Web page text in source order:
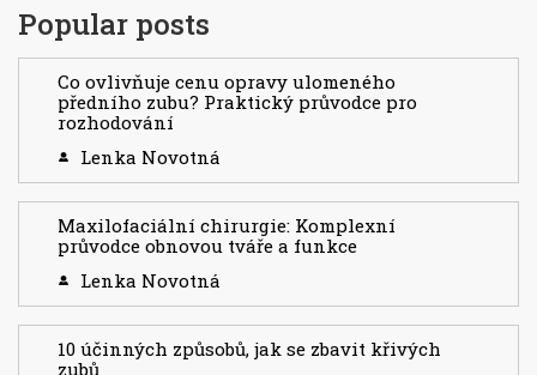
Popular posts
Co ovlivňuje cenu opravy ulomeného
předního zubu? Praktický průvodce pro
rozhodování
Lenka Novotná
Maxilofaciální chirurgie: Komplexní
průvodce obnovou tváře a funkce
Lenka Novotná
10 účinných způsobů, jak se zbavit křivých
zubů